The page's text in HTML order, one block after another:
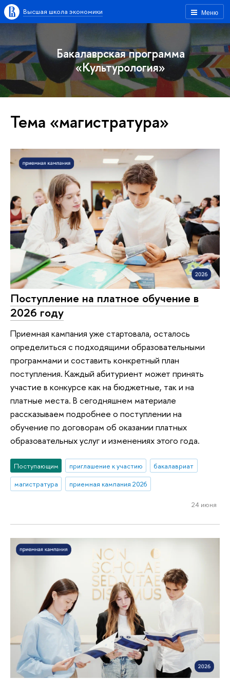
Меню
Высшая школа экономики
Бакалаврская программа
«Культурология»
Тема «магистратура»
Поступление на платное обучение в
2026 году
Приемная кампания уже стартовала, осталось
определиться с подходящими образовательными
программами и составить конкретный план
поступления. Каждый абитуриент может принять
участие в конкурсе как на бюджетные, так и на
платные места. В сегодняшнем материале
рассказываем подробнее о поступлении на
обучение по договорам об оказании платных
образовательных услуг и изменениях этого года.
Поступающим приглашение к участию
бакалавриат
магистратура
приемная кампания 2026
24 июня